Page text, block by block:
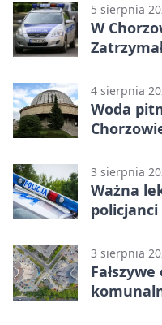
5 sierpnia
W
4 sierpnia
Woda
3 sierpnia
Ważna
policjanci
3 sierpnia